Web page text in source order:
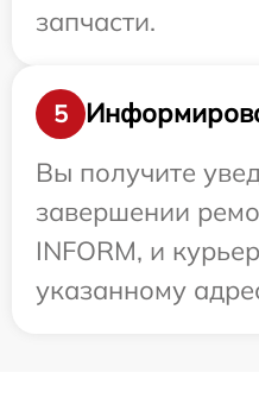
запчасти.
5
Вы получите
завершении
INFORM, и
указанному